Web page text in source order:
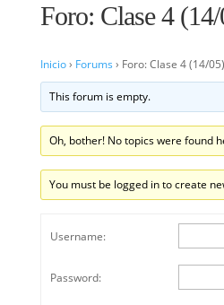
Foro: Clase 4
Inicio› Forums › Foro: Clase 4 (14/05)
This forum is empty.
Oh, bother! No topics were found
You must be logged in to create
Username:
Password: